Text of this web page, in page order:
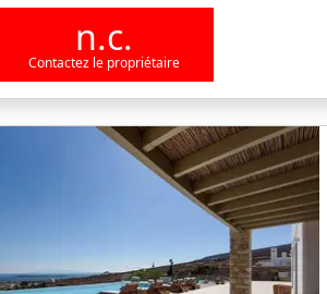
n.c.
Contactez le propriétaire